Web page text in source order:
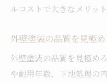
ルコストで大きなメリット
外壁塗装の品質を見極
外壁塗装の品質を見極め
や耐用年数、下地処理の